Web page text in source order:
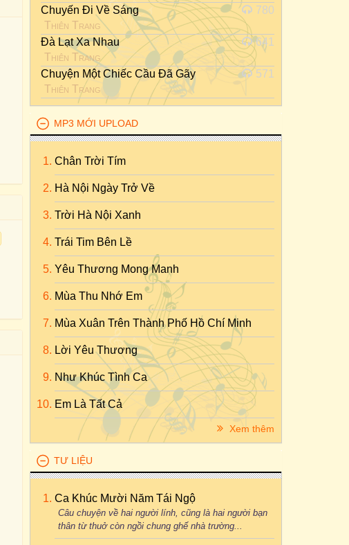
Chuyến Đi Về Sáng
Thiên Trang
780
Đà Lạt Xa Nhau
Thiên Trang
641
Chuyện Một Chiếc Cầu Đã Gãy
Thiên Trang
571
MP3 MỚI UPLOAD
Chân Trời Tím
Hà Nội Ngày Trở Về
Trời Hà Nội Xanh
Trái Tim Bên Lề
Yêu Thương Mong Manh
Mùa Thu Nhớ Em
Mùa Xuân Trên Thành Phố Hồ Chí Minh
Lời Yêu Thương
Như Khúc Tình Ca
Em Là Tất Cả
Xem thêm
TƯ LIỆU
Ca Khúc Mười Năm Tái Ngộ
Câu chuyện về hai người lính, cũng là hai người bạn
thân từ thuở còn ngồi chung ghế nhà trường...